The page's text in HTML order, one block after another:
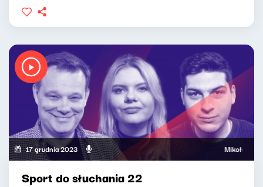
17 grudnia 2023 Mikołaj
Sport do słuchania 22